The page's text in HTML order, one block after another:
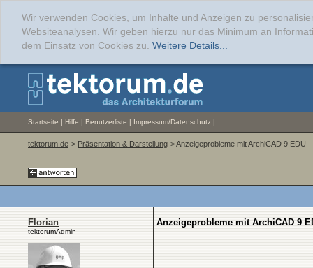
Wir verwenden Cookies, um Inhalte und Anzeigen zu
Websiteanalysen. Wir geben hierzu nur das Minimum an
dem Einsatz von Cookies zu. Weitere Details...
Startseite | Hilfe | Benutzerliste | Impressum/Datenschutz |
tektorum.de > Präsentation & Darstellung > Anzeigeprobleme mit ArchiCAD 9 EDU
Florian
tektorumAdmin
Anzeigeprobleme mit ArchiCAD 9